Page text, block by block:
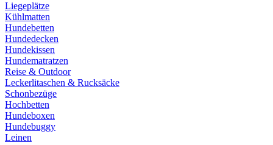
Liegeplätze
Kühlmatten
Hundebetten
Hundedecken
Hundekissen
Hundematratzen
Reise & Outdoor
Leckerlitaschen & Rucksäcke
Schonbezüge
Hochbetten
Hundeboxen
Hundebuggy
Leinen